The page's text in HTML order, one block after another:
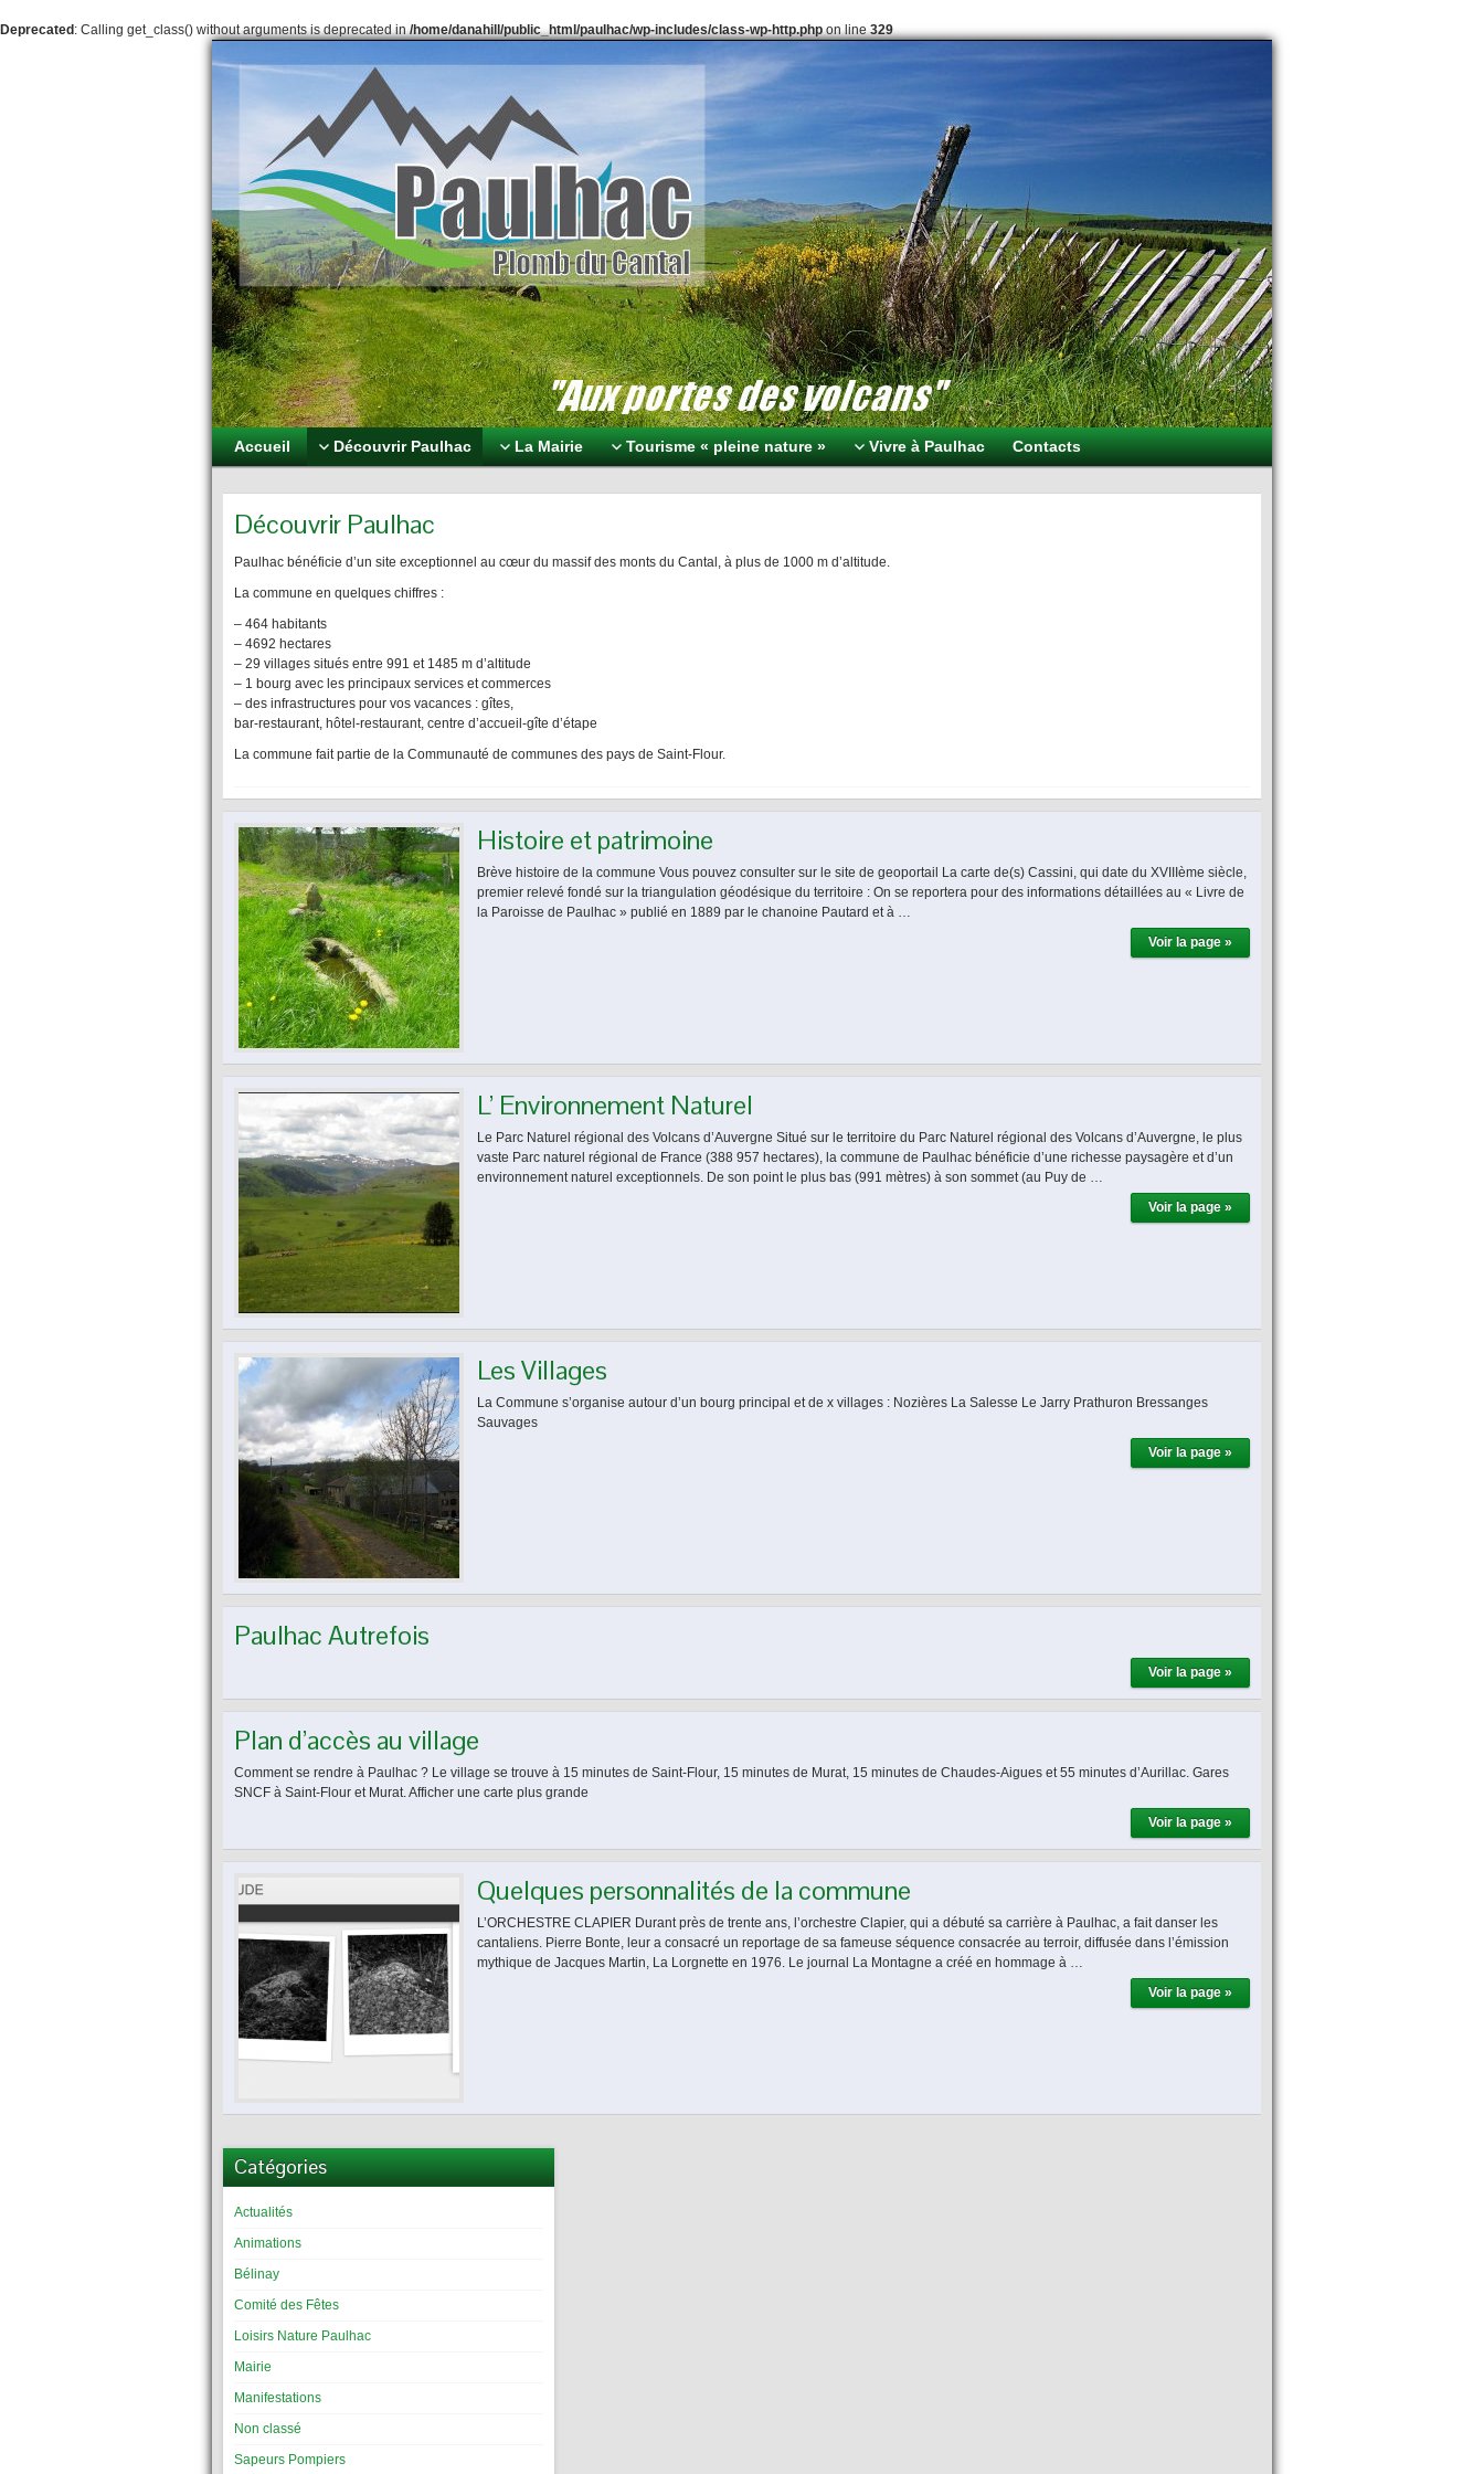
Deprecated : Calling get_class() without arguments is deprecated in/home/danahill/public_html/paulhac/wp-includes/class-wp-http.phpon line329
Paulhac Plomb du Cantal
Aux portes des volcans
Accueil Découvrir Paulhac La Mairie Tourisme « pleine nature » Vivre à Paulhac Contacts
Découvrir Paulhac
Paulhac bénéficie d’un site exceptionnel au cœur du massif des monts du Cantal, à plus de 1000 m d’altitude.
La commune en quelques chiffres :
– 464 habitants
– 4692 hectares
– 29 villages situés entre 991 et 1485 m d’altitude
– 1 bourg avec les principaux services et commerces
– des infrastructures pour vos vacances : gîtes,
bar-restaurant, hôtel-restaurant, centre d’accueil-gîte d’étape
La commune fait partie de la Communauté de communes des pays de Saint-Flour.
Histoire et patrimoine
Brève histoire de la commune Vous pouvez consulter sur le site de geoportail La carte de(s) Cassini, qui date du XVIIIème siècle,
premier relevé fondé sur la triangulation géodésique du territoire : On se reportera pour des informations détaillées au « Livre de
la Paroisse de Paulhac » publié en 1889 par le chanoine Pautard et à …
Voir la page »
L’ Environnement Naturel
Le Parc Naturel régional des Volcans d’Auvergne Situé sur le territoire du Parc Naturel régional des Volcans d’Auvergne, le plus
vaste Parc naturel régional de France (388 957 hectares), la commune de Paulhac bénéficie d’une richesse paysagère et d’un
environnement naturel exceptionnels. De son point le plus bas (991 mètres) à son sommet (au Puy de …
Voir la page »
Les Villages
La Commune s’organise autour d’un bourg principal et de x villages : Nozières La Salesse Le Jarry Prathuron Bressanges
Sauvages
Voir la page »
Paulhac Autrefois
Voir la page »
Plan d’accès au village
Comment se rendre à Paulhac ? Le village se trouve à 15 minutes de Saint-Flour, 15 minutes de Murat, 15 minutes de Chaudes-Aigues et 55 minutes d’Aurillac. Gares
SNCF à Saint-Flour et Murat. Afficher une carte plus grande
Voir la page »
Quelques personnalités de la commune
L’ORCHESTRE CLAPIER Durant près de trente ans, l’orchestre Clapier, qui a débuté sa carrière à Paulhac, a fait danser les
cantaliens. Pierre Bonte, leur a consacré un reportage de sa fameuse séquence consacrée au terroir, diffusée dans l’émission
mythique de Jacques Martin, La Lorgnette en 1976. Le journal La Montagne a créé en hommage à …
Voir la page »
Catégories
Actualités
Animations
Bélinay
Comité des Fêtes
Loisirs Nature Paulhac
Mairie
Manifestations
Non classé
Sapeurs Pompiers